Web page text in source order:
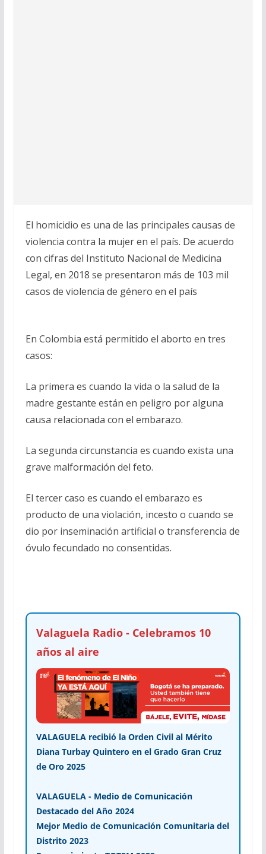
El homicidio es una de las principales causas de
violencia contra la mujer en el país. De acuerdo
con cifras del Instituto Nacional de Medicina
Legal, en 2018 se presentaron más de 103 mil
casos de violencia de género en el país
En Colombia está permitido el aborto en tres
casos:
La primera es cuando la vida o la salud de la
madre gestante están en peligro por alguna
causa relacionada con el embarazo.
La segunda circunstancia es cuando exista una
grave malformación del feto.
El tercer caso es cuando el embarazo es
producto de una violación, incesto o cuando se
dio por inseminación artificial o transferencia de
óvulo fecundado no consentidas.
Valaguela Radio - Celebramos 10
años al aire
VALAGUELA recibió la Orden Civil al Mérito
Diana Turbay Quintero en el Grado Gran Cruz
de Oro 2025
VALAGUELA - Medio de Comunicación
Destacado del Año 2024
Mejor Medio de Comunicación Comunitaria del
Distrito 2023